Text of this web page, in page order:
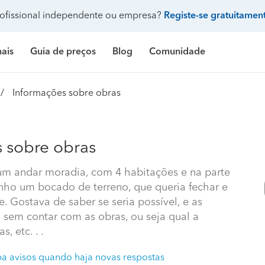
independente ou empresa? Registe-se
Construção de piscina
Engenheiros Jardinagem
Guia de preços
de cozinha
de escritório
de edifício
de piscina
Preço Construção de casa contentor
Preço Terraplanagem e demolições
Blog
banho
Jardinagem
Decoração de interiores
Carpintaria e marcenaria
Comunidade
Informações sobre obras
sobre obras
andar moradia, com 4 habitações e na parte
um bocado de terreno, que queria fechar e
Gostava de saber se seria possível, e as
sem contar com as obras, ou seja qual a
etc. . .
avisos quando haja novas respostas